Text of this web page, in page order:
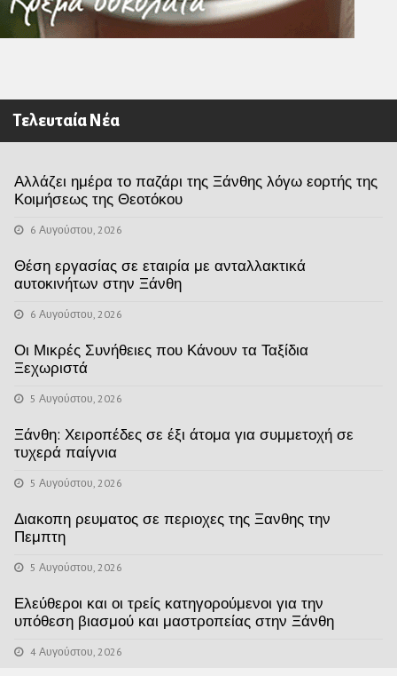
Τελευταία Νέα
Αλλάζει ημέρα το παζάρι της Ξάνθης λόγω εορτής της
Κοιμήσεως της Θεοτόκου
6 Αυγούστου, 2026
Θέση εργασίας σε εταιρία με ανταλλακτικά
αυτοκινήτων στην Ξάνθη
6 Αυγούστου, 2026
Οι Μικρές Συνήθειες που Κάνουν τα Ταξίδια
Ξεχωριστά
5 Αυγούστου, 2026
Ξάνθη: Χειροπέδες σε έξι άτομα για συμμετοχή σε
τυχερά παίγνια
5 Αυγούστου, 2026
Διακοπη ρευματος σε περιοχες της Ξανθης την
Πεμπτη
5 Αυγούστου, 2026
Ελεύθεροι και οι τρείς κατηγορούμενοι για την
υπόθεση βιασμού και μαστροπείας στην Ξάνθη
4 Αυγούστου, 2026